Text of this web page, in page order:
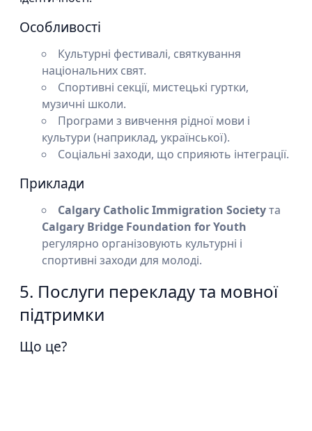
Особливості
Культурні фестивалі, святкування
національних свят.
Спортивні секції, мистецькі гуртки,
музичні школи.
Програми з вивчення рідної мови і
культури (наприклад, української).
Соціальні заходи, що сприяють інтеграції.
Приклади
Calgary Catholic Immigration Societyта
Calgary Bridge Foundation for Youth
регулярно організовують культурні і
спортивні заходи для молоді.
5. Послуги перекладу та мовної
підтримки
Що це?